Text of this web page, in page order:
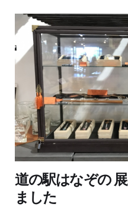
道の駅はなぞの
ました